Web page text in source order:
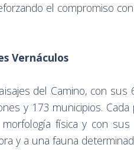
el compromiso
Vernáculos
del Camino, con sus
y 173 municipios.
física y con sus
y a una fauna